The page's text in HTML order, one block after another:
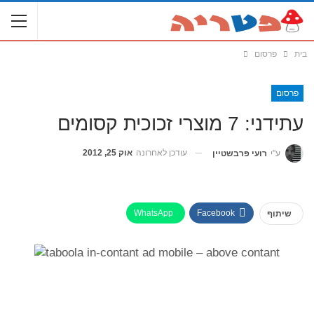
בית פרסום
פרסום
עתידני: 7 מוצרי זכוכית קסומים
ע"י רועי פרבשטיין עודכן לאחרונה אוק 25, 2012
שיתוף Facebook
WhatsApp